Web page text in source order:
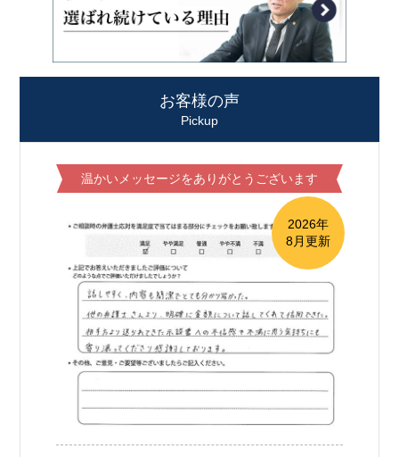
お客様の声
Pickup
温かいメッセージをありがとうございます
2026年
8月更新